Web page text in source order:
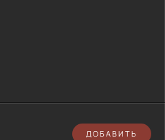
ДОБАВИТЬ